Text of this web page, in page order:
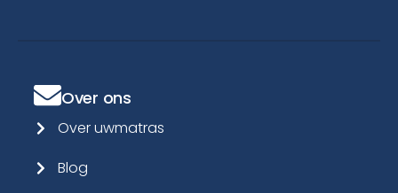
Over ons
Over uwmatras
Blog